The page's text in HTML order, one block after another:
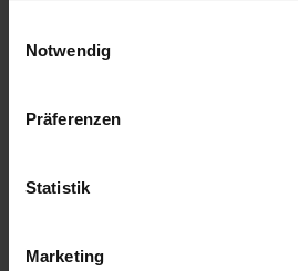
wieder ändern. Diesen Banner
Notwendig
Präferenzen
Statistik
Marketing
Weitere Informationen
Serbien
Themen